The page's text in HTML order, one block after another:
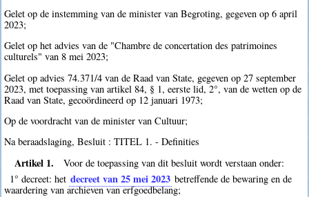
Gelet op de instemming van de minister van Begroting, gegeven op 6 april
2023;
Gelet op het advies van de "Chambre de concertation des patrimoines
culturels" van 8 mei 2023;
Gelet op advies 74.371/4 van de Raad van State, gegeven op 27 september
2023, met toepassing van artikel 84, § 1, eerste lid, 2°, van de wetten op de
Raad van State, gecoördineerd op 12 januari 1973;
Op de voordracht van de minister van Cultuur;
Na beraadslaging, Besluit : TITEL 1. - Definities
Artikel 1.
Voor de toepassing van dit besluit wordt verstaan onder:
1° decreet: het decreet van 25 mei 2023 betreffende de bewaring en de
waardering van archieven van erfgoedbelang;